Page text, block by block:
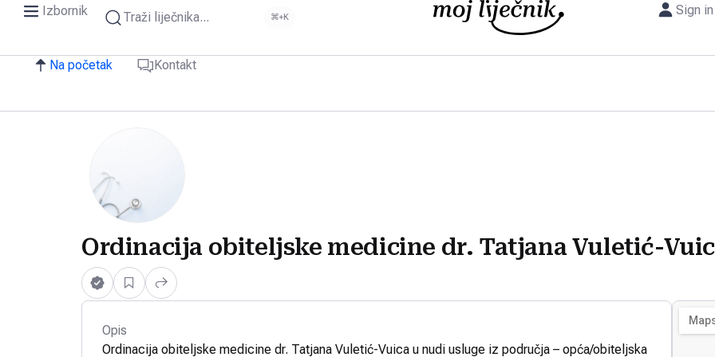
Izbornik Traži liječnika... ⌘+K Sign in
Na početak Kontakt
Ordinacija obiteljske medicine dr. Tatjana Vuletić-
Opis
Ordinacija obiteljske medicine dr. Tatjana Vuletić-Vuica u nudi usluge iz područja – opća/obiteljska